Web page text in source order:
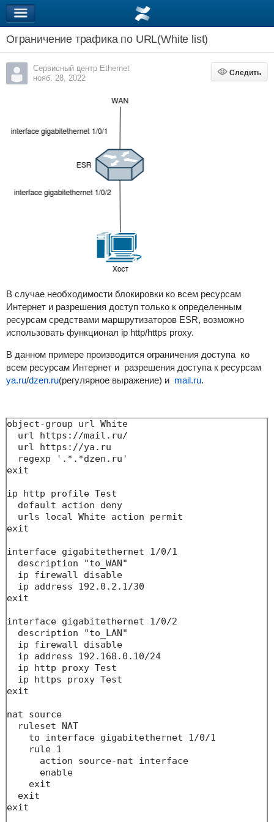
Ограничение трафика по URL(White list)
Сервисный центр Ethernet
нояб. 28, 2022
Следить
Следить
В случае необходимости блокировки ко всем ресурсам
Интернет и разрешения доступ только к определенным
ресурсам средствами маршрутизаторов ESR, возможно
использовать функционал ip http/https proxy.
В данном примере производится ограничения доступа ко
всем ресурсам Интернет и разрешения доступа к ресурсам
ya.ru/dzen.ru(регулярное выражение) и mail.ru.
object-group url White
url https://mail.ru/
url https://ya.ru
regexp '.*.*dzen.ru'
exit
ip http profile Test
default action deny
urls local White action permit
exit
interface gigabitethernet 1/0/1
description "to_WAN"
ip firewall disable
ip address 192.0.2.1/30
exit
interface gigabitethernet 1/0/2
description "to_LAN"
ip firewall disable
ip address 192.168.0.10/24
ip http proxy Test
ip https proxy Test
exit
nat source
ruleset NAT
to interface gigabitethernet 1/0/1
rule 1
action source-nat interface
enable
exit
exit
exit